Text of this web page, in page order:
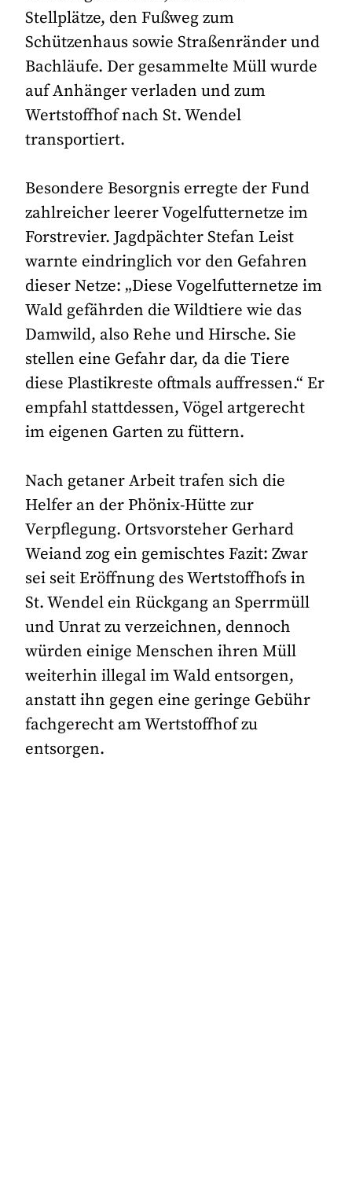
Stellplätze, den Fußweg zum
Schützenhaus sowie Straßenränder und
Bachläufe. Der gesammelte Müll wurde
auf Anhänger verladen und zum
Wertstoffhof nach St. Wendel
transportiert.
Besondere Besorgnis erregte der Fund
zahlreicher leerer Vogelfutternetze im
Forstrevier. Jagdpächter Stefan Leist
warnte eindringlich vor den Gefahren
dieser Netze: „Diese Vogelfutternetze im
Wald gefährden die Wildtiere wie das
Damwild, also Rehe und Hirsche. Sie
stellen eine Gefahr dar, da die Tiere
diese Plastikreste oftmals auffressen.“ Er
empfahl stattdessen, Vögel artgerecht
im eigenen Garten zu füttern.
Nach getaner Arbeit trafen sich die
Helfer an der Phönix-Hütte zur
Verpflegung. Ortsvorsteher Gerhard
Weiand zog ein gemischtes Fazit: Zwar
sei seit Eröffnung des Wertstoffhofs in
St. Wendel ein Rückgang an Sperrmüll
und Unrat zu verzeichnen, dennoch
würden einige Menschen ihren Müll
weiterhin illegal im Wald entsorgen,
anstatt ihn gegen eine geringe Gebühr
fachgerecht am Wertstoffhof zu
entsorgen.